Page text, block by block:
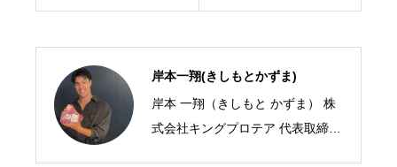
岸本一翔(きしもとかずま)
岸本 一翔（きしもと かずま） 株
式会社キングプロテア 代表取締役